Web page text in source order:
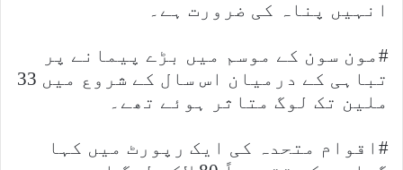
انہیں پناہ کی ضرورت ہے۔
#مون سون کے موسم میں بڑے پیمانے پر
تباہی کے درمیان اس سال کے شروع میں 33
ملین تک لوگ متاثر ہوئے تھے۔
#اقوام متحدہ کی ایک رپورٹ میں کہا